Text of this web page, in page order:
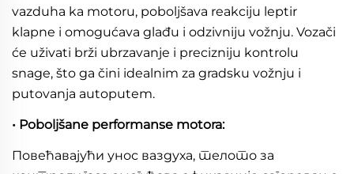
vazduha ka motoru, poboljšava reakciju leptir
klapne i omogućava glađu i odzivniju vožnju. Vozači
će uživati brži ubrzavanje i precizniju kontrolu
snage, što ga čini idealnim za gradsku vožnju i
putovanja autoputem.
• Poboljšane performanse motora:
Повећавајући унос ваздуха, телото за